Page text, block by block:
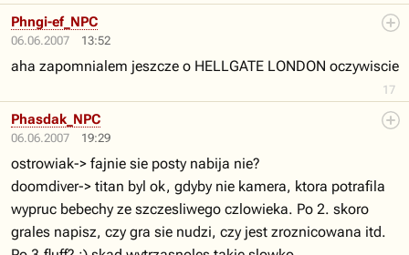
06.06.2007 13:52
17
Phngi-ef_NPC
aha zapomnialem jeszcze o HELLGATE LONDON oczywiscie
06.06.2007 19:29
Phasdak_NPC
ostrowiak-> fajnie sie posty nabija nie?
doomdiver-> titan byl ok, gdyby nie kamera, ktora potrafila
wypruc bebechy ze szczesliwego czlowieka. Po 2. skoro
grales napisz, czy gra sie nudzi, czy jest zroznicowana itd.